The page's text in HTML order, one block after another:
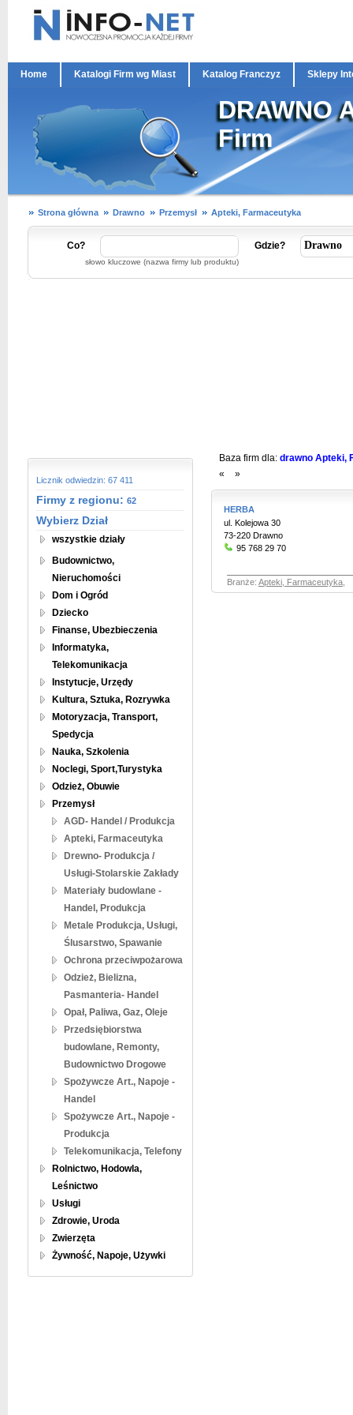
Home Katalogi Firm wg Miast Katalog Franczyz Sklepy
DRAWNO
Firm
Strona główna Drawno Przemysł Apteki, Farmaceutyka
Co?
słowo kluczowe (nazwa firmy lub produktu)
Gdzie?
Licznik odwiedzin: 67 411
Firmy z regionu: 62
Wybierz Dział
wszystkie działy
Budownictwo,
Nieruchomości
Dom i Ogród
Dziecko
Finanse, Ubezbieczenia
Informatyka,
Telekomunikacja
Instytucje, Urzędy
Kultura, Sztuka, Rozrywka
Motoryzacja, Transport,
Spedycja
Nauka, Szkolenia
Noclegi, Sport,Turystyka
Odzież, Obuwie
Przemysł
AGD- Handel / Produkcja
Apteki, Farmaceutyka
Drewno- Produkcja /
Usługi-Stolarskie Zakłady
Materiały budowlane -
Handel, Produkcja
Metale Produkcja, Usługi,
Ślusarstwo, Spawanie
Ochrona przeciwpożarowa
Odzież, Bielizna,
Pasmanteria- Handel
Opał, Paliwa, Gaz, Oleje
Przedsiębiorstwa
budowlane, Remonty,
Budownictwo Drogowe
Spożywcze Art., Napoje -
Handel
Spożywcze Art., Napoje -
Produkcja
Telekomunikacja, Telefony
Rolnictwo, Hodowla,
Leśnictwo
Usługi
Zdrowie, Uroda
Zwierzęta
Żywność, Napoje, Używki
Baza firm dla: drawno Apteki,
«
»
HERBA
ul. Kolejowa 30
73-220 Drawno
95 768 29 70
Branże: Apteki, Farmaceutyka